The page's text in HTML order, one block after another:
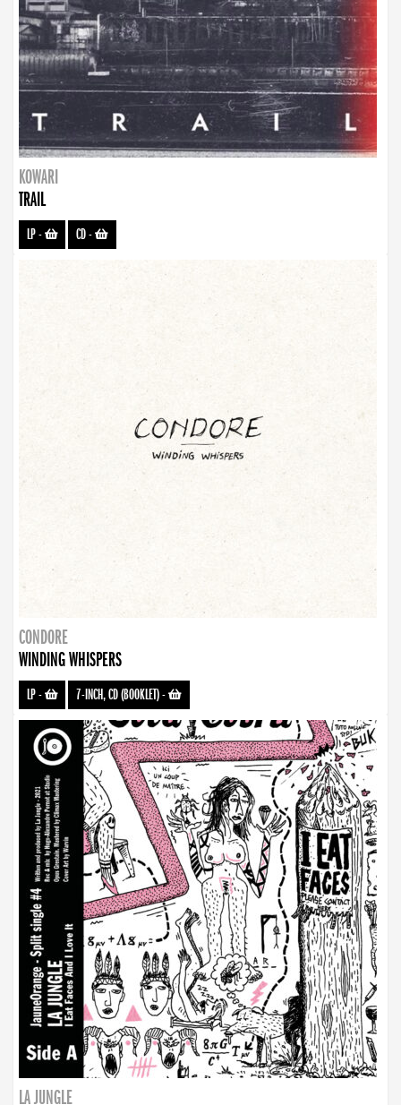
KOWARI
TRAIL
LP- CD-
CONDORE
WINDING WHISPERS
LP- 7-INCH, CD (BOOKLET)-
LA JUNGLE